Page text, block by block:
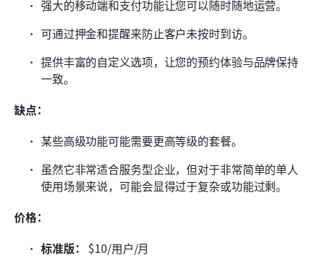
强大的移动端和支付功能让您可以随时随地运营。
可通过押金和提醒来防止客户未按时到访。
提供丰富的自定义选项，让您的预约体验与品牌保持
一致。
缺点：
某些高级功能可能需要更高等级的套餐。
虽然它非常适合服务型企业，但对于非常简单的单人
使用场景来说，可能会显得过于复杂或功能过剩。
价格：
标准版： $10/用户/月